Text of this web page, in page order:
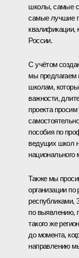
школы, самые
самые лучшие
квалификации,
России.
С учётом
мы предлагаем
школам,
важности,
проекта
пособия по
ведущих школ
национального
Также мы
организации
республиками,
по выявлению,
такого же
до момента,
направлению